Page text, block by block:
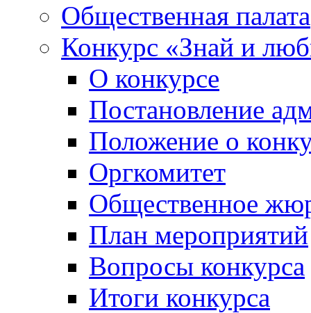
Общественная палата
Конкурс «Знай и
О конкурсе
Постановление
Положение о
Оргкомитет
Общественное
План мероприятий
Вопросы конкурса
Итоги конкурса